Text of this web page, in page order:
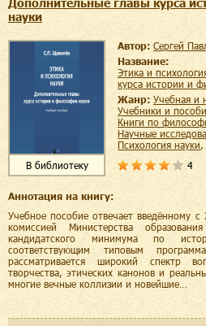
Дополнительные главы курса
науки
В библиотеку
Автор:
Сергей
Название:
Этика и психология науки. Дополнительные главы
курса истории и
Жанр:
учебная и
учебники и
книги по
научные
психология науки,
4
Аннотация на книгу:
Учебное пособие отвечает введённому
комиссией Министерства
кандидатского минимума по
соответствующим типовым
рассматривается широкий спектр
творчества, этических канонов и
многие вечные коллизии и новейшие…